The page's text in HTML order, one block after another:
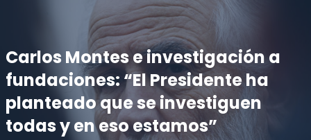
Carlos Montes e investigación a
fundaciones: “El Presidente ha
planteado que se investiguen
todas y en eso estamos”